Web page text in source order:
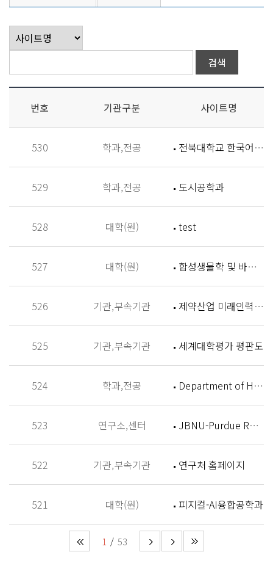
번호 기관구분 사이트명
530 학과,전공 전북대학교 한국어학과
529 학과,전공 도시공학과
528 대학(원) test
527 대학(원) 합성생물학 및 바이오신소재개발 연구실 (Synthetic Biology and Biomaterials Lab,SBBL)
526 기관,부속기관 제약산업 미래인력 양성센터 홈페이지
525 기관,부속기관 세계대학평가 평판도
524 학과,전공 Department of History
523 연구소,센터 JBNU-Purdue Research Institute (JPRI)
522 기관,부속기관 연구처 홈페이지
521 대학(원) 피지컬-AI융합공학과
1 53